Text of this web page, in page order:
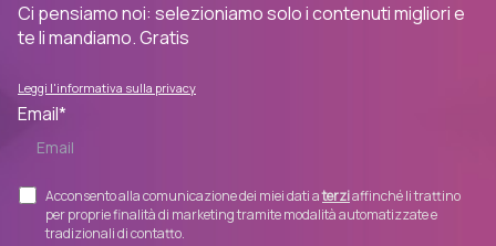
Ci pensiamo noi: selezioniamo solo i contenuti migliori e
te li mandiamo. Gratis
Leggi l'informativa sulla privacy
Email*
Acconsento alla comunicazione dei miei dati aterziaffinché li trattino
per proprie finalità di marketing tramite modalità automatizzate e
tradizionali di contatto.